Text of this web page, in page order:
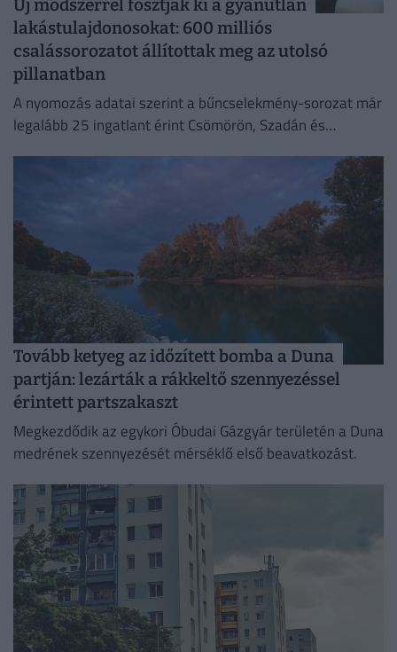
Új módszerrel fosztják ki a gyanútlan
lakástulajdonosokat: 600 milliós
csalássorozatot állítottak meg az utolsó
pillanatban
A nyomozás adatai szerint a bűncselekmény-sorozat már
legalább 25 ingatlant érint Csömörön, Szadán és
Tovább ketyeg az időzített bomba a Duna
partján: lezárták a rákkeltő szennyezéssel
érintett partszakaszt
Megkezdődik az egykori Óbudai Gázgyár területén a Duna
medrének szennyezését mérséklő első beavatkozást.